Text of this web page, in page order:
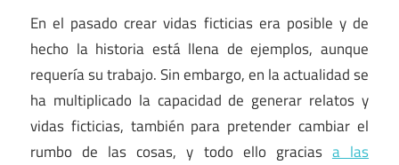
En el pasado crear vidas ficticias era posible y de
hecho la historia está llena de ejemplos, aunque
requería su trabajo. Sin embargo, en la actualidad se
ha multiplicado la capacidad de generar relatos y
vidas ficticias, también para pretender cambiar el
rumbo de las cosas, y todo ello gracias a las